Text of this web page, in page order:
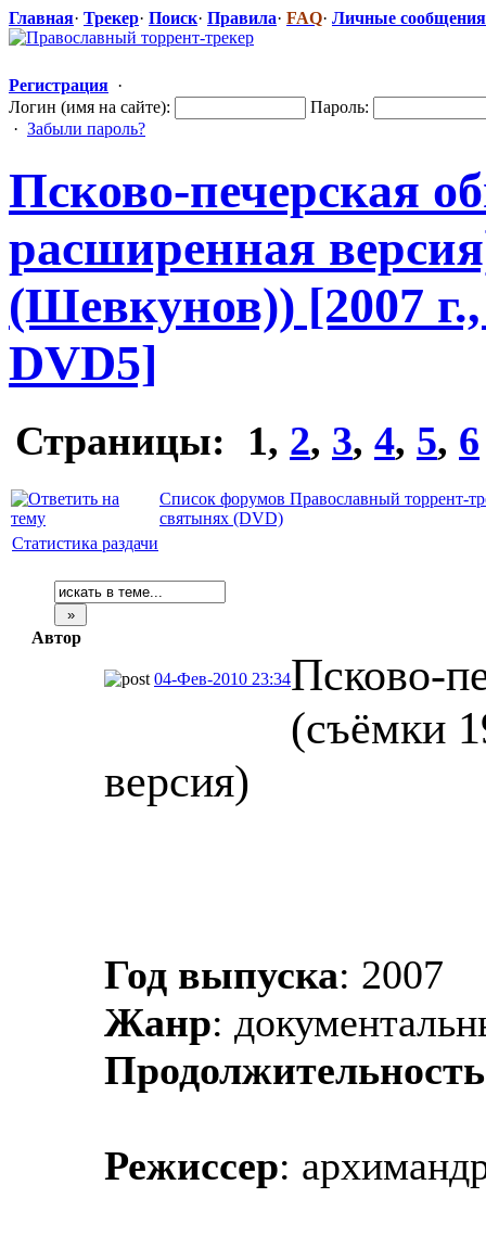
Главная· Трекер· Поиск· Правила· FAQ· Личные сообщения
Регистрация ·
Логин (имя на сайте):
Пароль:
· Забыли пароль?
Псково-печер​ская
расширенная
(Шевкунов)) [2007
DVD5]
Страницы: 1, 2, 3, 4, 5, 6
Список форумов Православный торрент-
святынях (DVD)
Статистика раздачи
Автор
04-Фев-2010 23:34Псково-
(съёмки
версия)
Год выпуска: 2007
Жанр:
Продолжительность
Режиссер: